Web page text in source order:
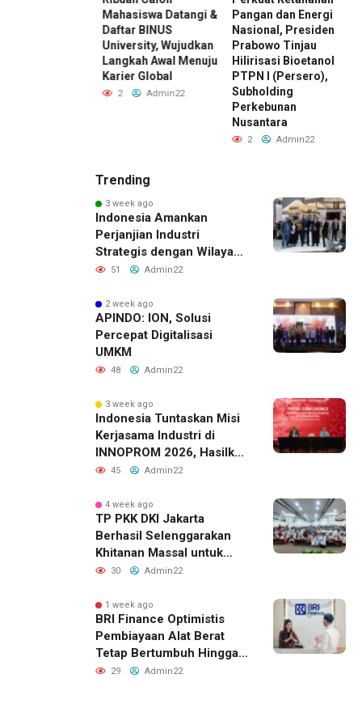
Mahasiswa Datangi &
Daftar BINUS
University, Wujudkan
Langkah Awal Menuju
Karier Global
2 Admin22
Pangan dan Energi
Nasional, Presiden
Prabowo Tinjau
Hilirisasi Bioetanol
PTPN I (Persero),
Subholding
Perkebunan
Nusantara
2 Admin22
Trending
3 week ago
Indonesia Amankan
Perjanjian Industri
Strategis dengan Wilayah
Sverdlovsk, Rusia untuk
51 Admin22
2 week ago
APINDO: ION, Solusi
Percepat Digitalisasi
UMKM
48 Admin22
3 week ago
Indonesia Tuntaskan Misi
Kerjasama Industri di
INNOPROM 2026, Hasilkan
Belasan Kerja Sama
45 Admin22
4 week ago
TP PKK DKI Jakarta
Berhasil Selenggarakan
Khitanan Massal untuk
Lebih dari 2.000 Anak:
Raih Penghargaan MURI
30 Admin22
1 week ago
BRI Finance Optimistis
Pembiayaan Alat Berat
Tetap Bertumbuh Hingga
Akhir 2026
29 Admin22